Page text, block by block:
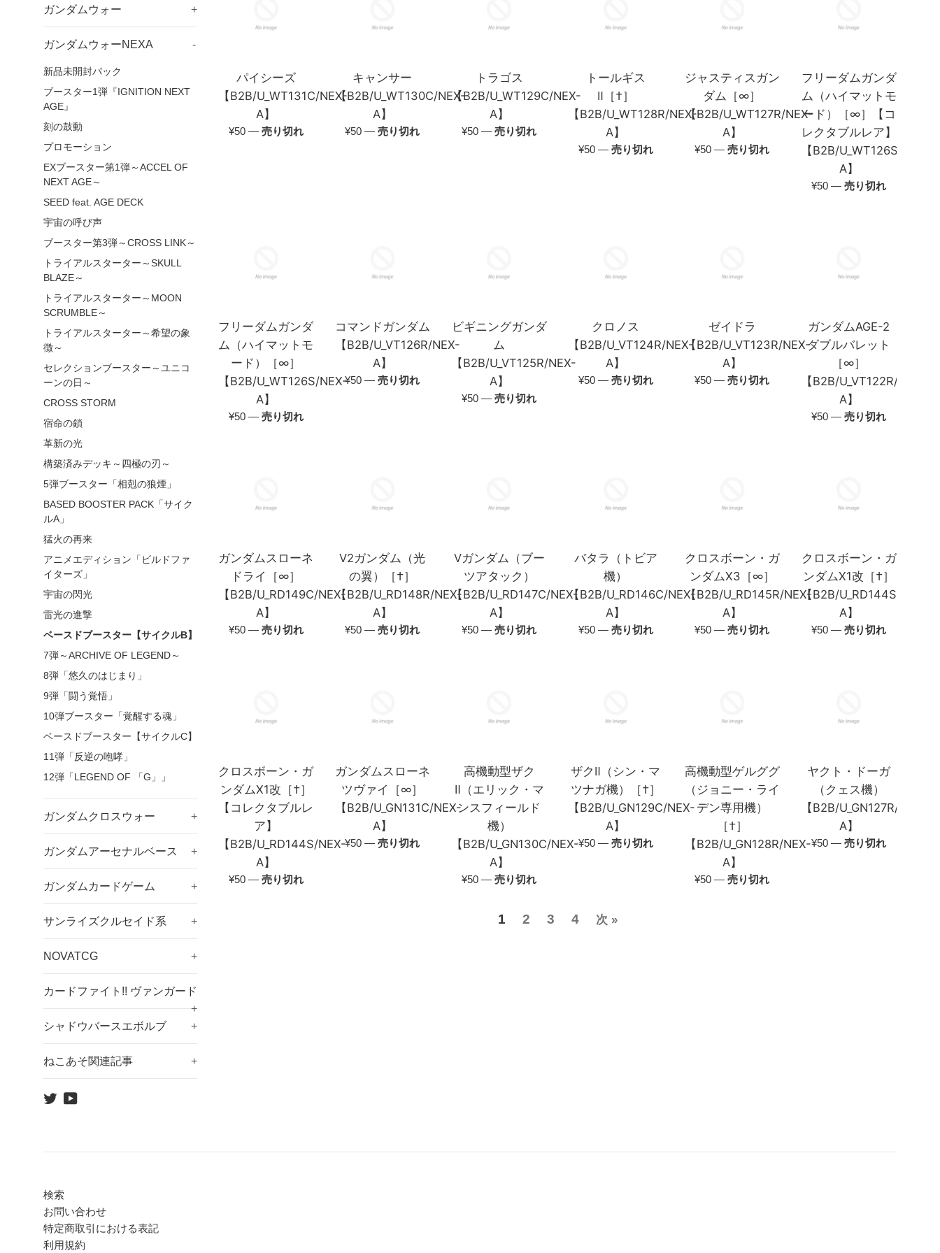
ガンダムウォー +
ガンダムウォーNEXA -
新品未開封パック
ブースター1弾『IGNITION NEXT
AGE』
刻の鼓動
プロモーション
EXブースター第1弾～ACCEL OF
NEXT AGE～
SEED feat. AGE DECK
宇宙の呼び声
ブースター第3弾～CROSS LINK～
トライアルスターター～SKULL
BLAZE～
トライアルスターター～MOON
SCRUMBLE～
トライアルスターター～希望の象
徴～
セレクションブースター～ユニコ
ーンの日～
CROSS STORM
宿命の鎖
革新の光
構築済みデッキ～四極の刃～
5弾ブースター「相剋の狼煙」
BASED BOOSTER PACK「サイク
ルA」
猛火の再来
アニメエディション「ビルドファ
イターズ」
宇宙の閃光
雷光の進撃
ベースドブースター【サイクルB】
7弾～ARCHIVE OF LEGEND～
8弾「悠久のはじまり」
9弾「闘う覚悟」
10弾ブースター「覚醒する魂」
ベースドブースター【サイクルC】
11弾「反逆の咆哮」
12弾「LEGEND OF 「G」」
ガンダムクロスウォー +
ガンダムアーセナルベース +
ガンダムカードゲーム +
サンライズクルセイド系 +
NOVATCG +
カードファイト!! ヴァンガード
+
シャドウバースエボルブ
+
ねこあそ関連記事 +
TwitterYouTube
パイシーズ
【B2B/U_WT131C/NEX-
A】
通
¥50 — 売り切れ
キャンサー
【B2B/U_WT130C/NEX-
A】
通
¥50—売り切れ
トラゴス
【B2B/U_WT129C/NEX-
A】
通
¥50—売り切れ
トールギス
Ⅱ［†］
【B2B/U_WT128R/NEX-
A】
通
¥50 — 売り切れ
ジャスティスガン
ダム［∞］
【B2B/U_WT127R/NEX-
A】
通
¥50—売り切れ
フリーダムガンダ
ム（ハイマットモ
ード）［∞］【コ
レクタブルレア】
【B2B/U_WT126S/NEX-
A】
通
¥50—売り切れ
フリーダムガンダ
ム（ハイマットモ
ード）［∞］
【B2B/U_WT126S/NEX-
A】
通
¥50 — 売り切れ
コマンドガンダム
【B2B/U_VT126R/NEX-
A】
通
¥50—売り切れ
ビギニングガンダ
ム
【B2B/U_VT125R/NEX-
A】
通
¥50—売り切れ
クロノス
【B2B/U_VT124R/NEX-
A】
通
¥50 — 売り切れ
ゼイドラ
【B2B/U_VT123R/NEX-
A】
通
¥50—売り切れ
ガンダムAGE-2
ダブルバレット
［∞］
【B2B/U_VT122R/NEX-
A】
通
¥50—売り切れ
ガンダムスローネ
ドライ［∞］
【B2B/U_RD149C/NEX-
A】
通
¥50 — 売り切れ
V2ガンダム（光
の翼）［†］
【B2B/U_RD148R/NEX-
A】
通
¥50—売り切れ
Vガンダム（ブー
ツアタック）
【B2B/U_RD147C/NEX-
A】
通
¥50—売り切れ
バタラ（トビア
機）
【B2B/U_RD146C/NEX-
A】
通
¥50 — 売り切れ
クロスボーン・ガ
ンダムX3［∞］
【B2B/U_RD145R/NEX-
A】
通
¥50—売り切れ
クロスボーン・ガ
ンダムX1改［†］
【B2B/U_RD144S/NEX-
A】
通
¥50—売り切れ
クロスボーン・ガ
ンダムX1改［†］
【コレクタブルレ
ア】
【B2B/U_RD144S/NEX-
A】
通
¥50 — 売り切れ
ガンダムスローネ
ツヴァイ［∞］
【B2B/U_GN131C/NEX-
A】
通
¥50—売り切れ
高機動型ザク
Ⅱ（エリック・マ
ンスフィールド
機）
【B2B/U_GN130C/NEX-
A】
通
¥50—売り切れ
ザクⅡ（シン・マ
ツナガ機）［†］
【B2B/U_GN129C/NEX-
A】
通
¥50 — 売り切れ
高機動型ゲルググ
（ジョニー・ライ
デン専用機）
［†］
【B2B/U_GN128R/NEX-
A】
通
¥50—売り切れ
ヤクト・ドーガ
（クェス機）
【B2B/U_GN127R/NEX-
A】
通
¥50—売り切れ
1 2 3 4 次 »
検索
お問い合わせ
特定商取引における表記
利用規約